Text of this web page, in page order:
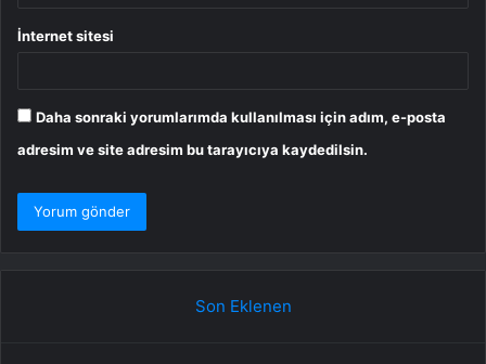
İnternet sitesi
Daha sonraki yorumlarımda kullanılması için adım, e-posta
adresim ve site adresim bu tarayıcıya kaydedilsin.
Son Eklenen